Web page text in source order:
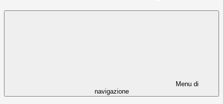
Menu di
navigazione